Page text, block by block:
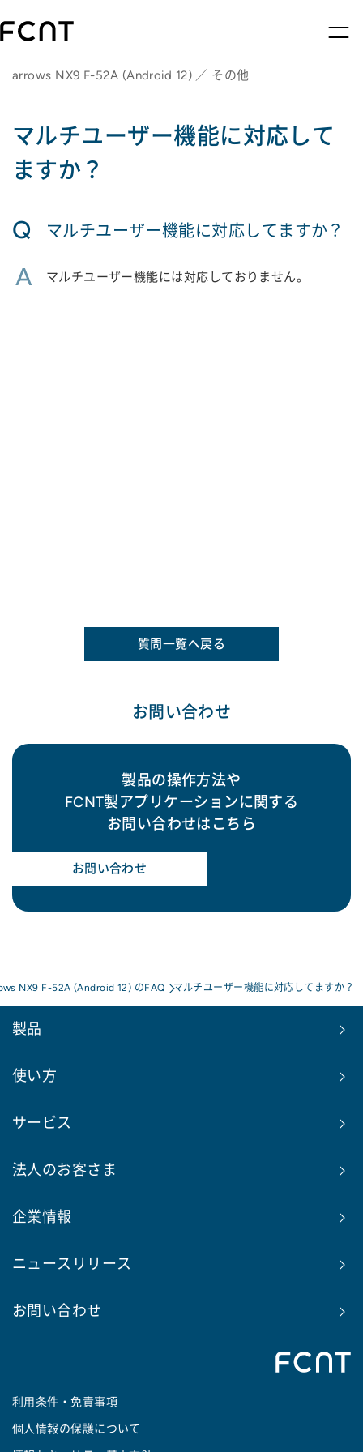
arrows NX9 F-52A (Android 12) ／ その他
マルチユーザー機能に対応して
ますか？
Q マルチユーザー機能に対応してますか？
A マルチユーザー機能には対応しておりません。
質問一覧へ戻る
お問い合わせ
製品の操作方法や
FCNT製アプリケーションに関する
お問い合わせはこちら
お問い合わせ
NX9 F-52A (Android 12) のFAQ マルチユーザー機能に対応してますか？
製品
使い方
サービス
法人のお客さま
企業情報
ニュースリリース
お問い合わせ
利用条件・免責事項
個人情報の保護について